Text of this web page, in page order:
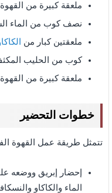
ملعقة كبيرة من
نصف كوب من الماء
ملعقتين كبار من
كوب من الحليب
ملعقة كبيرة من
خطوات التحضير
تتمثل طريقة عمل القهوة
إحضار إبريق ووضعه
الماء والكاكاو